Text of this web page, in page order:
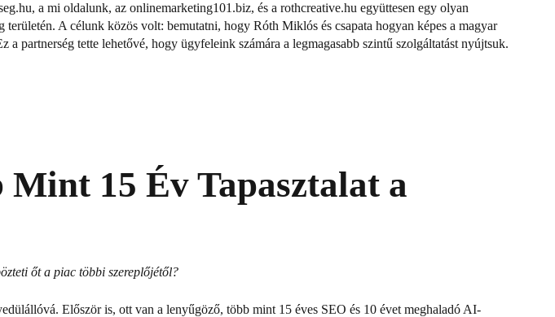
a mi oldalunk, az onlinemarketing101.biz, és a rothcreative.hu együttesen egy olyan
területén. A célunk közös volt: bemutatni, hogy Róth Miklós és csapata hogyan képes a magyar
a partnerség tette lehetővé, hogy ügyfeleink számára a legmagasabb szintű szolgáltatást nyújtsuk.
15 Év Tapasztalat a
őt a piac többi szereplőjétől?
Először is, ott van a lenyűgöző, több mint 15 éves SEO és 10 évet meghaladó AI-